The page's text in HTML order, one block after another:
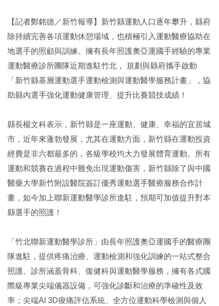
【記者鄭銘德／新竹報導】新竹縣運動人口逐年攀升，縣府
除持續完善各項運動休憩場域，也積極引入運動醫療協助在
地選手的照顧與訓練。擁有長年照護奧亞運國手經驗的專業
運動醫療診所團隊近期進駐竹北， 規劃與縣府攜手啟動
「新竹縣基層運動選手運動檢測與運動醫學服務計畫」，協
助縣內選手強化運動健康管理、提升比賽競技成績！
縣長楊文科表示，新竹縣是一座運動、健康、幸福的宜居城
市，近年來蓬勃發展，尤其在運動方面，新竹縣在運動投資
經費是非六都最多的，各級學校均大力發展體育運動。所有
運動和競賽在過程中難免出現運動傷害，新竹縣除了與中國
醫藥大學新竹附設醫院簽訂優秀運動選手醫療服務合作計
畫，如今加上聯新運動醫學診所進駐，預期可加值提升對本
縣選手的照護！
「竹北聯新運動醫學診所」由長年照護奧亞運國手的醫療團
隊進駐，提供疼痛治療、運動檢測和強化訓練的一站式整合
照護。診所涵蓋骨科、復健科與運動醫學服務，擁有各式國
際級專業尖端儀器設備，可強化診斷和治療的準確性及效
率；尖端AI 3D痠痛評估系統、全方位運動科學檢測與個人